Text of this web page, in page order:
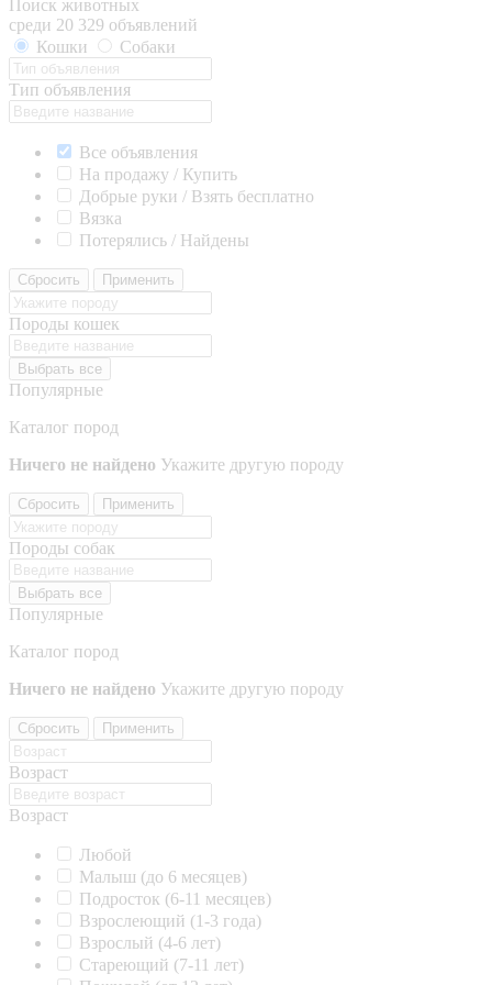
Поиск животных
среди 20 329 объявлений
Кошки
Собаки
Тип объявления
Все объявления
На продажу / Купить
Добрые руки / Взять бесплатно
Вязка
Потерялись / Найдены
Сбросить Применить
Породы кошек
Выбрать все
Популярные
Каталог пород
Ничего не найдено Укажите другую породу
Сбросить Применить
Породы собак
Выбрать все
Популярные
Каталог пород
Ничего не найдено Укажите другую породу
Сбросить Применить
Возраст
Возраст
Любой
Малыш (до 6 месяцев)
Подросток (6-11 месяцев)
Взрослеющий (1-3 года)
Взрослый (4-6 лет)
Стареющий (7-11 лет)